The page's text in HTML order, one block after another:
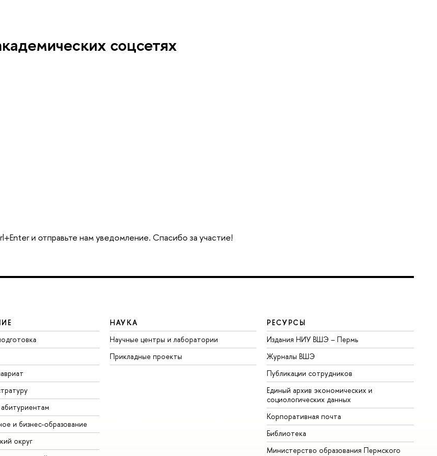
соцсетях
и отправьте нам уведомление. Спасибо за участие!
и бизнес-образование
округ
НАУКА
Научные центры и лаборатории
Прикладные проекты
РЕСУРСЫ
Издания НИУ ВШЭ ­– Пермь
Журналы ВШЭ
Публикации сотрудников
Единый архив экономических и
социологических данных
Корпоративная почта
Библиотека
Министерство образования Пермского